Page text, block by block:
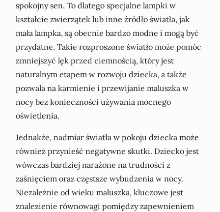
spokojny sen. To dlatego specjalne lampki w
kształcie zwierzątek lub inne źródło światła, jak
mała lampka, są obecnie bardzo modne i mogą być
przydatne. Takie rozproszone światło może pomóc
zmniejszyć lęk przed ciemnością, który jest
naturalnym etapem w rozwoju dziecka, a także
pozwala na karmienie i przewijanie maluszka w
nocy bez konieczności używania mocnego
oświetlenia.
Jednakże, nadmiar światła w pokoju dziecka może
również przynieść negatywne skutki. Dziecko jest
wówczas bardziej narażone na trudności z
zaśnięciem oraz częstsze wybudzenia w nocy.
Niezależnie od wieku maluszka, kluczowe jest
znalezienie równowagi pomiędzy zapewnieniem